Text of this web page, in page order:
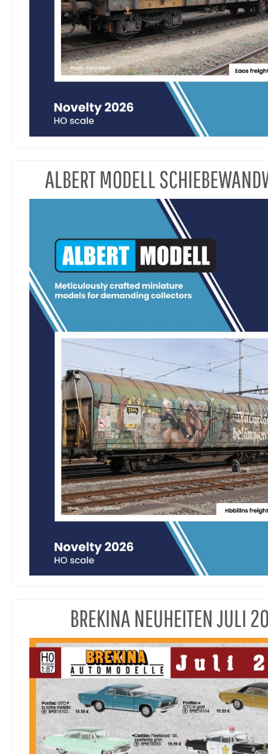
ALBERT MODELL
BREKINA NEUHEITEN JULI